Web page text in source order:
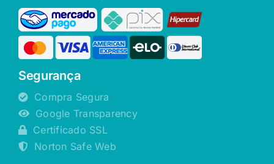
Segurança
Compra Segura
Google Transparency
Certificado SSL
Norton Safe Web